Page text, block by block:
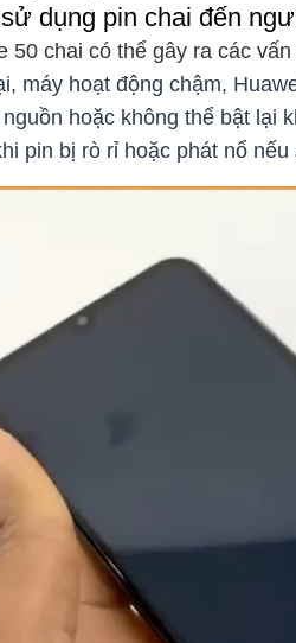
dụng pin chai đến
50 chai có thể gây ra các
máy hoạt động chậm,
hoặc không thể bật lại
pin bị rò rỉ hoặc phát nổ nếu